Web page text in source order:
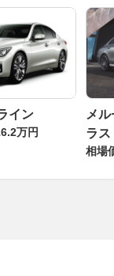
イン
万円
メ
ラス
相場